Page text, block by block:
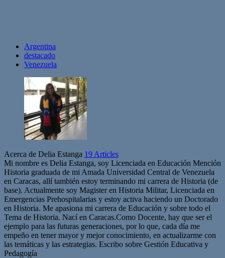
Argentina
destacado
Venezuela
Acerca de Delia Estanga 19 Articles
Mi nombre es Delia Estanga, soy Licenciada en Educación Mención
Historia graduada de mi Amada Universidad Central de Venezuela
en Caracas, allí también estoy terminando mi carrera de Historia (de
base). Actualmente soy Magister en Historia Militar, Licenciada en
Emergencias Prehospitalarias y estoy activa haciendo un Doctorado
en Historia. Me apasiona mi carrera de Educación y sobre todo el
Tema de Historia. Nací en Caracas.Como Docente, hay que ser el
ejemplo para las futuras generaciones, por lo que, cada día me
empeño en tener mayor y mejor conocimiento, en actualizarme con
las temáticas y las estrategias. Escribo sobre Gestión Educativa y
Pedagogía